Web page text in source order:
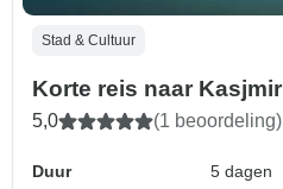
Stad & Cultuur
Korte reis naar Kasjmir
5,0 (1 beoordeling)
Duur
5 dagen